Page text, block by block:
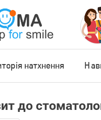
натхнення
до